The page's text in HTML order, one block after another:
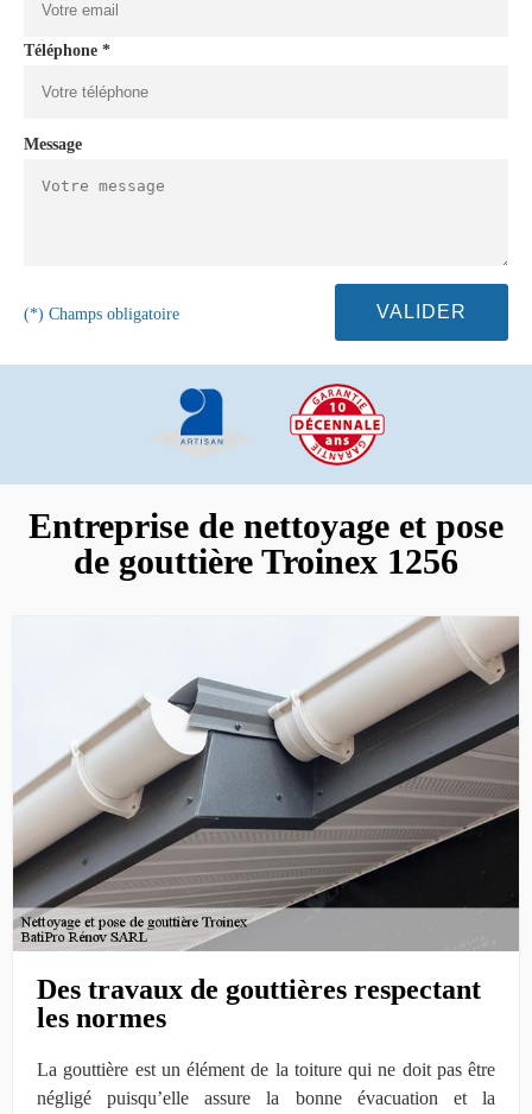
Téléphone *
Message
(*) Champs obligatoire
Entreprise de nettoyage et pose
de gouttière Troinex 1256
Des travaux de gouttières respectant
les normes
La gouttière est un élément de la toiture qui ne doit pas être
négligé puisqu’elle assure la bonne évacuation et la